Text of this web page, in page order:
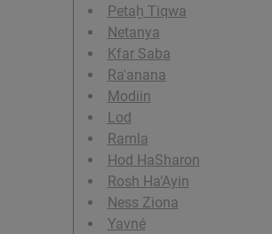
Petaẖ Tiqwa
Netanya
Kfar Saba
Ra'anana
Modiin
Lod
Ramla
Hod HaSharon
Rosh Ha‘Ayin
Ness Ziona
Yavné